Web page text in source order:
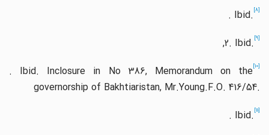
. Ibid.
,2. Ibid.
. Ibid. Inclosure in No 386, Memorandum on the
governorship of Bakhtiaristan, Mr.Young.F.O. 416/54.
. Ibid.